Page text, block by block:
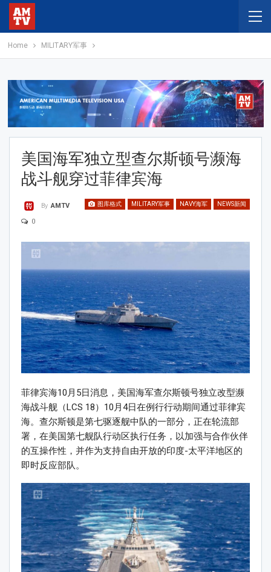
Home MILITARY军事
美国海军独立型查尔斯顿号濒海
战斗舰穿过菲律宾海
图库格式 MILITARY军事 NAVY海军 NEWS新闻
By AMTV
0
菲律宾海10月5日消息，美国海军查尔斯顿号独立改型濒
海战斗舰（LCS 18）10月4日在例行行动期间通过菲律宾
海。查尔斯顿是第七驱逐舰中队的一部分，正在轮流部
署，在美国第七舰队行动区执行任务，以加强与合作伙伴
的互操作性，并作为支持自由开放的印度-太平洋地区的
即时反应部队。